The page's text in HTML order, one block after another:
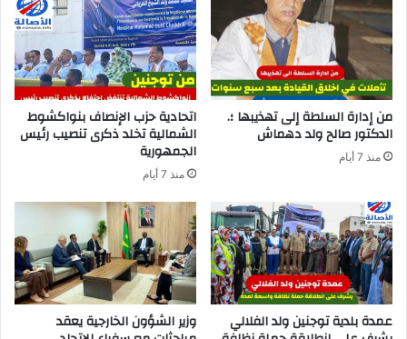
من إدارة السلطة إلى تهذيبها ؛.
الدكتور صالح ولد دهماش
منذ 7 أيام
اتحادية حزب الإنصاف بنواكشوط
الشمالية تخلد ذكرى تنصيب رئيس
الجمهورية
منذ 7 أيام
عمدة بلدية توجنين ولد الفلالي وزير الشؤون الخارجية يعقد